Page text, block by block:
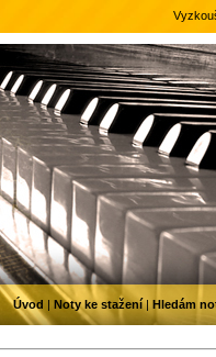
Úvod | Noty ke stažení| Hledám